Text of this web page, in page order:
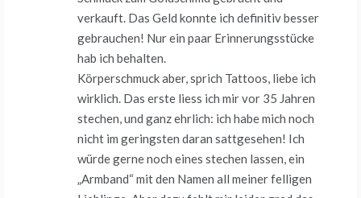
verkauft. Das Geld konnte ich definitiv besser
gebrauchen! Nur ein paar Erinnerungsstücke
hab ich behalten.
Körperschmuck aber, sprich Tattoos, liebe ich
wirklich. Das erste liess ich mir vor 35 Jahren
stechen, und ganz ehrlich: ich habe mich noch
nicht im geringsten daran sattgesehen! Ich
würde gerne noch eines stechen lassen, ein
„Armband“ mit den Namen all meiner felligen